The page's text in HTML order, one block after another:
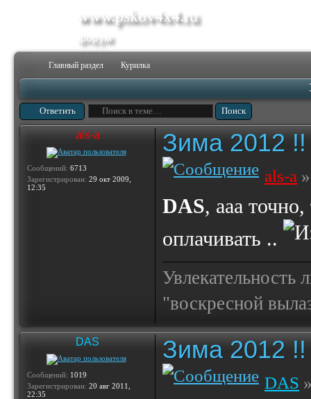
www.pskov4x4.ru
форум
Главный раздел Курилка
Ответить
als-a
Сообщений: 6713
Зарегистрирован: 29 окт 2009,
12:35
Зима 2012 !!
als-a
DAS, ааа
оплачивать ..
Увлекательность
"воскресной
DAS
Сообщений: 1019
Зарегистрирован: 20 авг 2011,
22:35
Зима 2012 !!
DAS